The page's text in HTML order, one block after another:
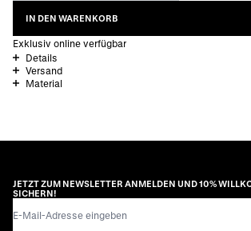
IN DEN WARENKORB
Exklusiv online verfügbar
Details
Versand
Material
JETZT ZUM NEWSLETTER ANMELDEN UND 10%
SICHERN!